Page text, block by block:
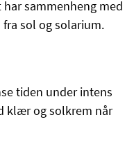
sammenheng med
sol og solarium.
tiden under intens
klær og solkrem når